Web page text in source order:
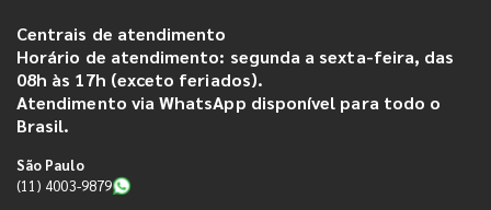
Centrais de atendimento
Horário de atendimento: segunda a sexta-feira, das
08h às 17h (exceto feriados).
Atendimento via WhatsApp disponível para todo o
Brasil.
São Paulo
(11) 4003-9879